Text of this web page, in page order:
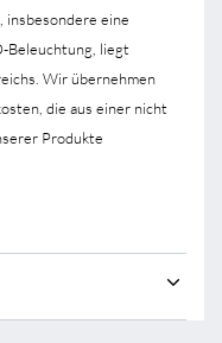
eine
Beleuchtung, liegt
Wir übernehmen
die aus einer nicht
Produkte